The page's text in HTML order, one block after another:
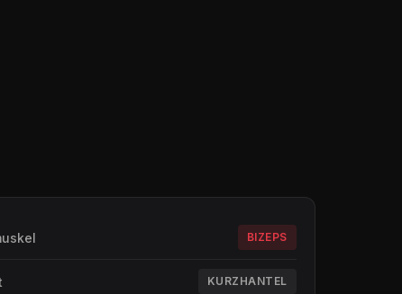
BIZEPS
KURZHANTEL